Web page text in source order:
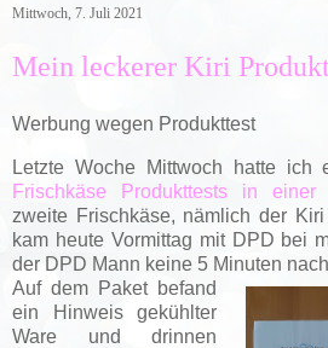
Mittwoch, 7. Juli 2021
Mein leckerer Kiri
Werbung wegen Produkttest
Letzte Woche Mittwoch hatte ich
Frischkäse Produkttests in einer
zweite Frischkäse, nämlich der
kam heute Vormittag mit DPD bei
der DPD Mann keine 5 Minuten
Auf dem Paket befand
ein Hinweis gekühlter
Ware und drinnen